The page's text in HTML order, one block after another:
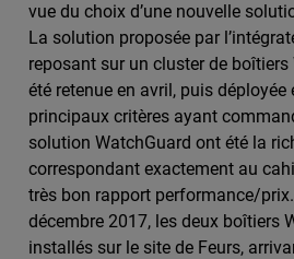
vue du choix d’une nouvelle
La solution proposée par
reposant sur un cluster de
été retenue en avril, puis
principaux critères ayant
solution WatchGuard ont été la
correspondant exactement au
très bon rapport performance/
décembre 2017, les deux boîtiers
installés sur le site de Feurs,